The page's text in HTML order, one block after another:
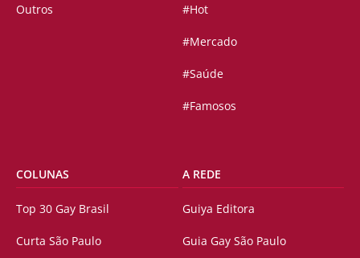
Outros #Hot
#Mercado
#Saúde
#Famosos
COLUNAS
Top 30 Gay Brasil
Curta São Paulo
A REDE
Guiya Editora
Guia Gay São Paulo